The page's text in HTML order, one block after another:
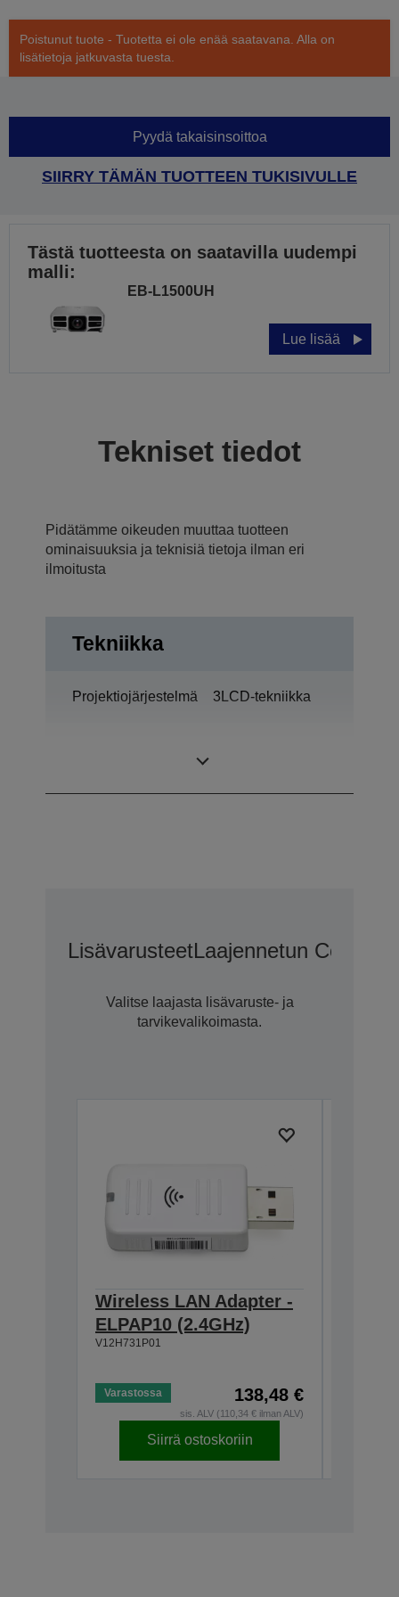
Poistunut tuote - Tuotetta ei ole enää saatavana. Alla on
lisätietoja jatkuvasta tuesta.
Pyydä takaisinsoittoa
SIIRRY TÄMÄN TUOTTEEN TUKISIVULLE
Tästä tuotteesta on saatavilla uudempi
malli:
EB-L1500UH
Lue lisää
Tekniset tiedot
Pidätämme oikeuden muuttaa tuotteen
ominaisuuksia ja teknisiä tietoja ilman eri
ilmoitusta
Tekniikka
Projektiojärjestelmä 3LCD-tekniikka
LisävarusteetLaajennetun
Valitse laajasta lisävaruste- ja
tarvikevalikoimasta.
Wireless LAN Adapter -
ELPAP10 (2.4GHz)
V12H731P01
Varastossa 138,48 €
sis. ALV (110,34 € ilman ALV)
Siirrä ostoskoriin